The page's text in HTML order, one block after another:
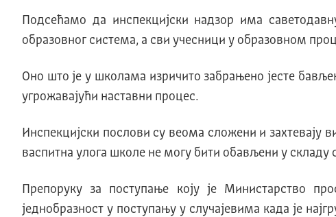
Подсећамо да инспекцијски надзор има
образовног система, а сви учесници у образовном
Оно што је у школама изричито забрањено јесте
угрожавајући наставни процес.
Инспекцијски послови су веома сложени и захтевају
васпитна улога школе не могу бити обављени у
Препоруку за поступање коју је Министарство
једнобразност у поступању у случајевима када је